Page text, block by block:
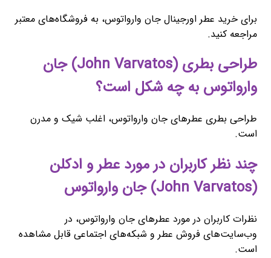
برای خرید عطر اورجینال جان وارواتوس، به فروشگاه‌های معتبر
مراجعه کنید.
طراحی بطری (John Varvatos) جان
وارواتوس به چه شکل است؟
طراحی بطری عطرهای جان وارواتوس، اغلب شیک و مدرن
است.
چند نظر کاربران در مورد عطر و ادکلن
(John Varvatos) جان وارواتوس
نظرات کاربران در مورد عطرهای جان وارواتوس، در
وب‌سایت‌های فروش عطر و شبکه‌های اجتماعی قابل مشاهده
است.